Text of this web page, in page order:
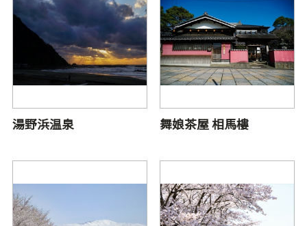
湯野浜温泉 舞娘茶屋 相馬樓